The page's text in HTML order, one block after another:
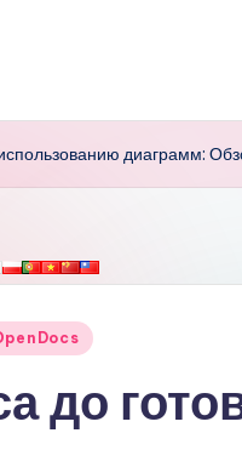
использованию диаграмм:
до